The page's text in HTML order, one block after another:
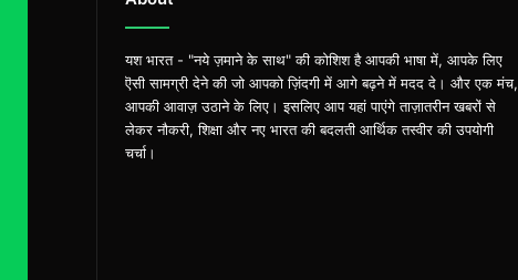
यश भारत - "नये ज़माने के साथ" की कोशिश है आपकी भाषा में, आपके लिए
ऎसी सामग्री देने की जो आपको ज़िंदगी में आगे बढ़ने में मदद दे। और एक मंच,
आपकी आवाज़ उठाने के लिए। इसलिए आप यहां पाएंगे ताज़ातरीन खबरों से
लेकर नौकरी, शिक्षा और नए भारत की बदलती आर्थिक तस्वीर की उपयोगी
चर्चा।